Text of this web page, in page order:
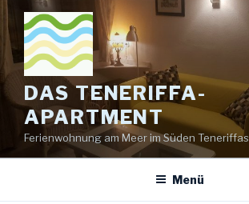
Zum
Inhalt
springen
DAS TENERIFFA-
APARTMENT
Ferienwohnung am Meer im Süden Teneriffas
Menü